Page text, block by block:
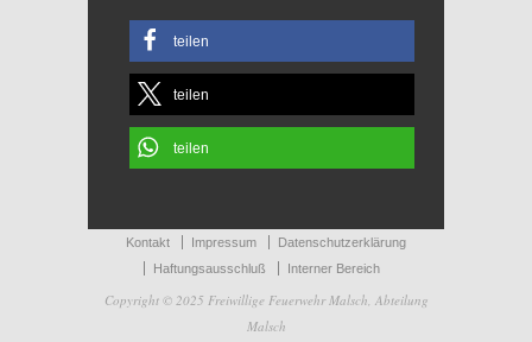
teilen
teilen
teilen
Kontakt Impressum
Datenschutzerklärung
Haftungsausschluß
Interner Bereich
Copyright © 2025 Freiwillige Feuerwehr Malsch, Abteilung
Malsch